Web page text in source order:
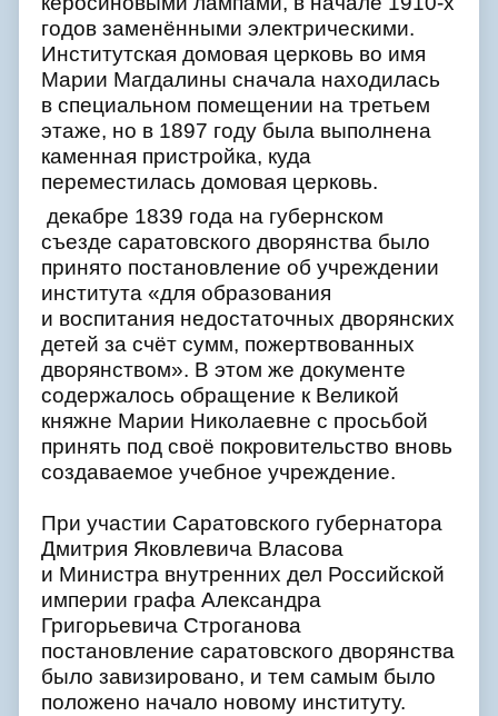
годов заменёнными электрическими.
Институтская домовая церковь во имя
Марии Магдалины сначала находилась
в специальном помещении на третьем
этаже, но в 1897 году была выполнена
каменная пристройка, куда
переместилась домовая церковь.
декабре 1839 года на губернском
съезде саратовского дворянства было
принято постановление об учреждении
института «для образования
и воспитания недостаточных дворянских
детей за счёт сумм, пожертвованных
дворянством». В этом же документе
содержалось обращение к Великой
княжне Марии Николаевне с просьбой
принять под своё покровительство вновь
создаваемое учебное учреждение.
При участии Саратовского губернатора
Дмитрия Яковлевича Власова
и Министра внутренних дел Российской
империи графа Александра
Григорьевича Строганова
постановление саратовского дворянства
было завизировано, и тем самым было
положено начало новому институту.